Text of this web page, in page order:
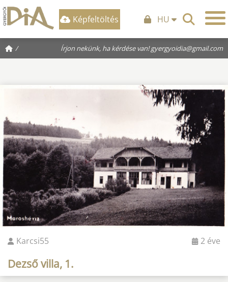
Képfeltöltés HU
/ Írjon nekünk, ha kérdése van!gyergyoidia@gmail.com
Karcsi55 2 éve
Dezső villa, 1.